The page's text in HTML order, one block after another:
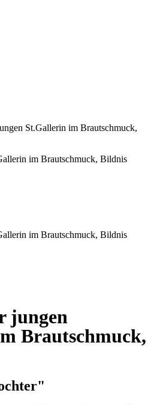
St.Gallerin im Brautschmuck,
jungen
Brautschmuck,